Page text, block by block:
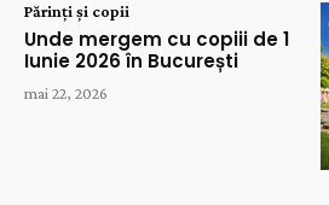
Părinți și copii
Unde mergem cu copiii de 1
Iunie 2026 în București
mai 22, 2026